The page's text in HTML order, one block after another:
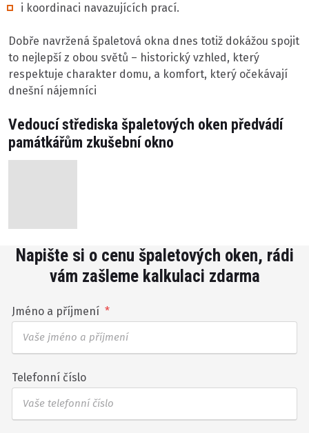
i koordinaci navazujících prací.
Dobře navržená špaletová okna dnes totiž dokážou spojit
to nejlepší z obou světů – historický vzhled, který
respektuje charakter domu, a komfort, který očekávají
dnešní nájemníci
Vedoucí střediska špaletových oken předvádí
památkářům zkušební okno
Napište si o cenu špaletových oken, rádi
vám zašleme kalkulaci zdarma
Jméno a příjmení *
Telefonní číslo